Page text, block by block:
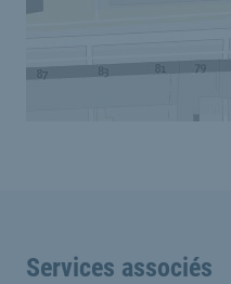
Services associés